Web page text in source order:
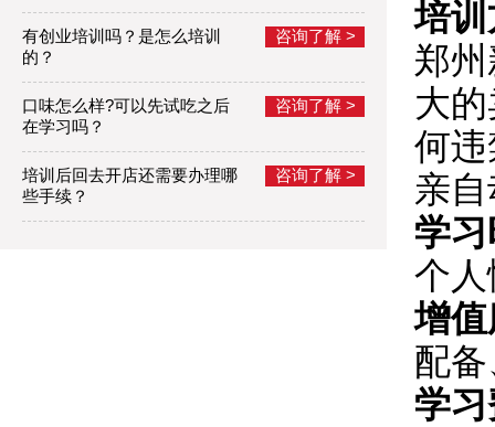
有创业培训吗？是怎么培训
的？
咨询了解 >
口味怎么样?可以先试吃之后
在学习吗？
咨询了解 >
培训后回去开店还需要办理哪
些手续？
咨询了解 >
培
郑
大
何
亲
学
个
增
配
学